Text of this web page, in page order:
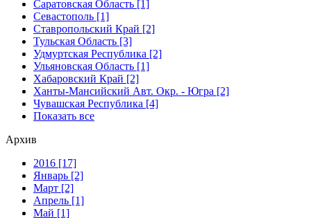
Саратовская Область [1]
Севастополь [1]
Ставропольский Край [2]
Тульская Область [3]
Удмуртская Республика [2]
Ульяновская Область [1]
Хабаровский Край [2]
Ханты-Мансийский Авт. Окр. - Югра [2]
Чувашская Республика [4]
Показать все
Архив
2016 [17]
Январь [2]
Март [2]
Апрель [1]
Май [1]